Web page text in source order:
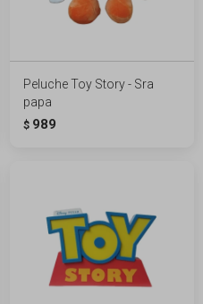
Peluche Toy Story - Sra
papa
$ 989